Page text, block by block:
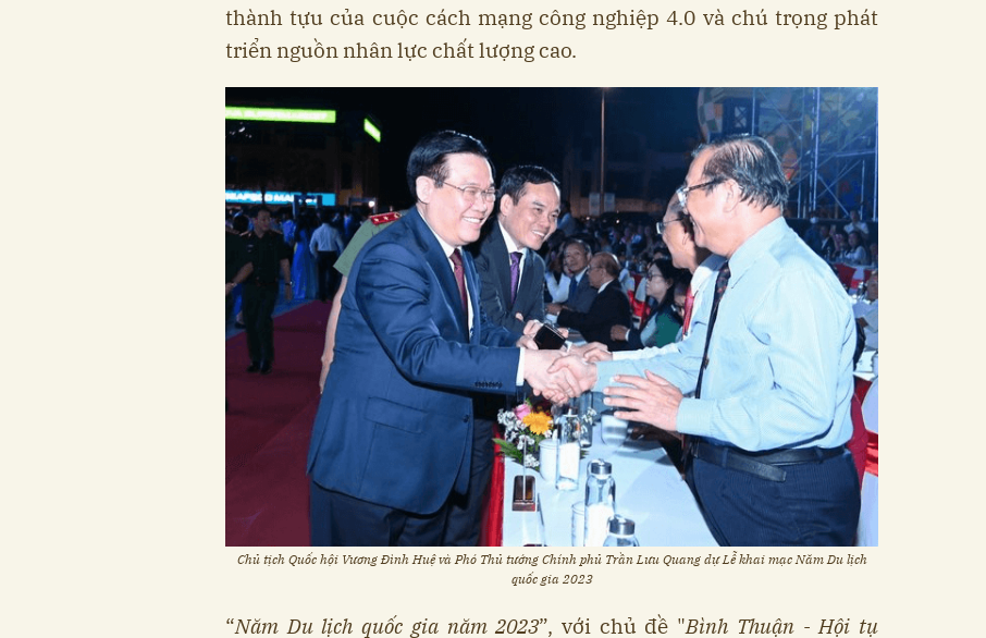
thành tựu của cuộc cách mạng công nghiệp 4.0 và chú trọng phát
triển nguồn nhân lực chất lượng cao.
Chủ tịch Quốc hội Vương Đình Huệ và Phó Thủ tướng Chính phủ Trần Lưu Quang dự Lễ khai mạc Năm Du lịch
quốc gia 2023
“Năm Du lịch quốc gia năm 2023”, với chủ đề "Bình Thuận - Hội tụ